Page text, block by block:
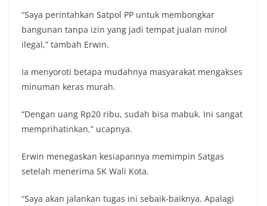
“Saya perintahkan Satpol PP untuk membongkar
bangunan tanpa izin yang jadi tempat jualan minol
ilegal,” tambah Erwin.
Ia menyoroti betapa mudahnya masyarakat mengakses
minuman keras murah.
“Dengan uang Rp20 ribu, sudah bisa mabuk. Ini sangat
memprihatinkan,” ucapnya.
Erwin menegaskan kesiapannya memimpin Satgas
setelah menerima SK Wali Kota.
“Saya akan jalankan tugas ini sebaik-baiknya. Apalagi